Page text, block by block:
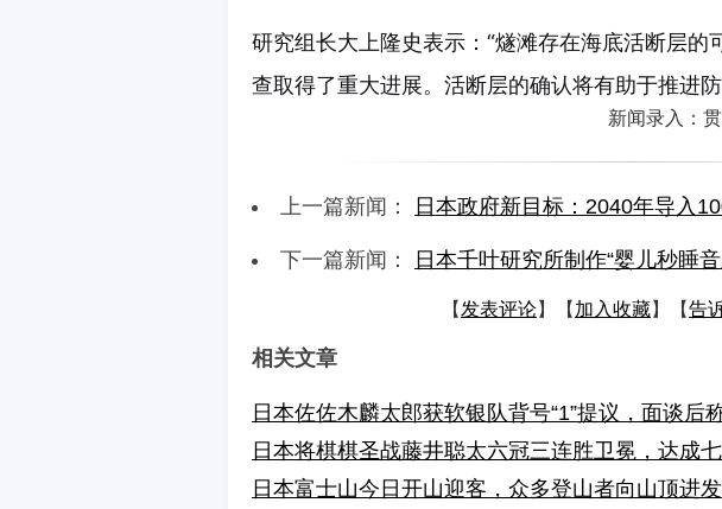
研究组长大上隆史表示：“燧滩存在海底活断层的
查取得了重大进展。活断层的确认将有助于推进
新闻录入：
上一篇新闻： 日本政府新目标：2040年导入
下一篇新闻： 日本千叶研究所制作“婴儿秒睡
【 发表评论】【 加入收藏】【告
相关文章
日本佐佐木麟太郎获软银队背号“1”提议，面谈后
日本将棋棋圣战藤井聪太六冠三连胜卫冕，达成
日本富士山今日开山迎客，众多登山者向山顶进发